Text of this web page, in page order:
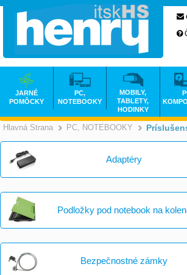
Hlavná Strana >
PC, NOTEBOOKY
Adaptéry
Podložky pod notebook na
Bezpečnostné zámky
JARNÉ
POMÔCKY
PC,
NOTEBOOKY
MOBILY,
TABLETY,
HODINKY